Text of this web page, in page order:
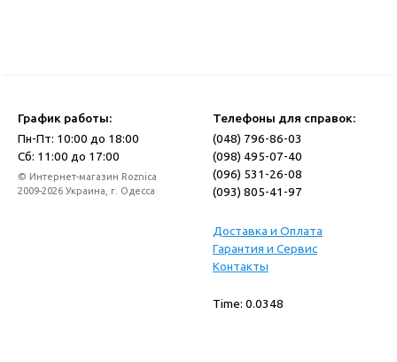
График работы:
Пн-Пт: 10:00 до 18:00
Сб: 11:00 до 17:00
© Интернет-магазин Roznica
2009-2026 Украина, г. Одесса
Телефоны для справок:
(048) 796-86-03
(098) 495-07-40
(096) 531-26-08
(093) 805-41-97
Доставка и Оплата
Гарантия и Сервис
Контакты
Time: 0.0348